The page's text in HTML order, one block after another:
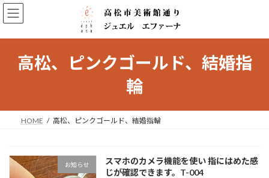
コ
ン
ン
プ
ナ
ビ
ー
動
高松、ピンクゴールド、結婚指
輪
HOME 高松、ピンクゴールド、結婚指輪
お知らせ
スマホのカメラ機能を使い 指にはめた感
じが確認できます。T-004